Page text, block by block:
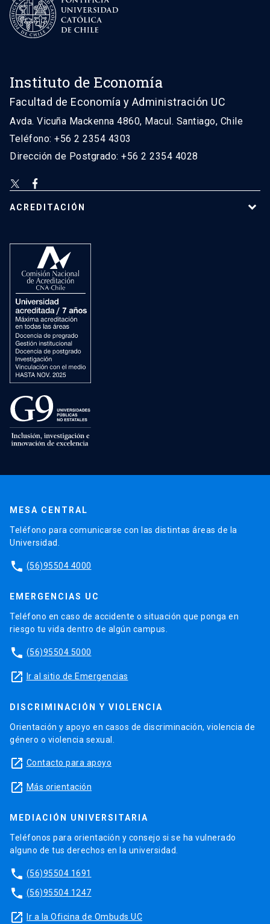
Instituto de Economía
Facultad de Economía y Administración UC
Avda. Vicuña Mackenna 4860, Macul. Santiago, Chile
Teléfono: +56 2 2354 4303
Dirección de Postgrado: +56 2 2354 4028
ACREDITACIÓN
MESA CENTRAL
Teléfono para comunicarse con las distintas áreas de la
Universidad.
phone (56)95504 4000
EMERGENCIAS UC
Teléfono en caso de accidente o situación que ponga en
riesgo tu vida dentro de algún campus.
phone (56)95504 5000
launch Ir al sitio de Emergencias
DISCRIMINACIÓN Y VIOLENCIA
Orientación y apoyo en casos de discriminación, violencia de
género o violencia sexual.
launch Contacto para apoyo
launch Más orientación
MEDIACIÓN UNIVERSITARIA
Teléfonos para orientación y consejo si se ha vulnerado
alguno de tus derechos en la universidad.
phone (56)95504 1691
phone (56)95504 1247
launch Ir a la Oficina de Ombuds UC